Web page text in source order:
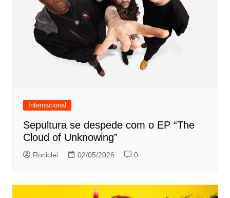
Internacional
Sepultura se despede com o EP “The
Cloud of Unknowing”
Rociclei 02/05/2026 0